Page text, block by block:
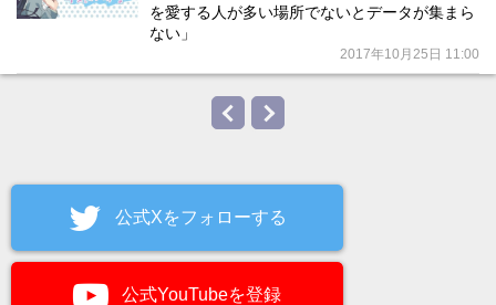
マンガ
を愛する人が多い場所でないとデータが集まら
ない」
2017年10月25日 11:00
公式Xをフォローする
公式YouTubeを登録